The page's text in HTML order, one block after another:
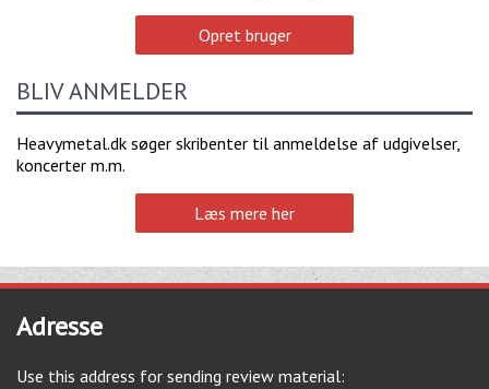
Opret bruger
BLIV ANMELDER
Heavymetal.dk søger skribenter til anmeldelse af udgivelser,
koncerter m.m.
Læs mere her
Adresse
Use this address for sending review material: